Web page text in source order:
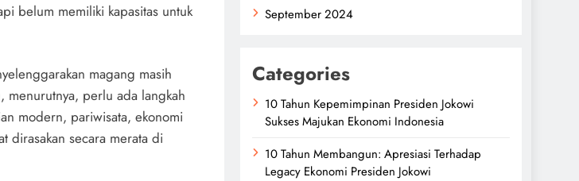
belum memiliki kapasitas untuk
magang masih
menurutnya, perlu ada langkah
modern, pariwisata, ekonomi
dirasakan secara merata di
September 2024
Categories
10 Tahun Kepemimpinan Presiden Jokowi
Sukses Majukan Ekonomi Indonesia
10 Tahun Membangun: Apresiasi Terhadap
Legacy Ekonomi Presiden Jokowi